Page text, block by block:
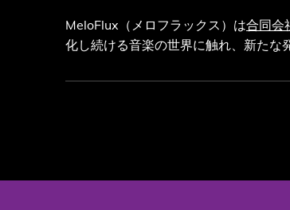
MeloFlux（メロフラックス）は合同会
化し続ける音楽の世界に触れ、新たな